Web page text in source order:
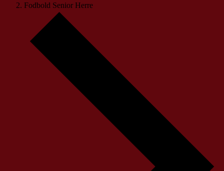
Fodbold Senior Herre